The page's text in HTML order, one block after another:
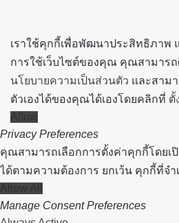
เราใช้คุกกี้เพื่อพัฒนาประสิทธิภาพ
การใช้เว็บไซต์ของคุณ คุณสามารถ
นโยบายความเป็นส่วนตัว และสาม
ตัวเองได้ของคุณได้เองโดยคลิกที่ ตั้
Allow
Privacy Preferences
คุณสามารถเลือกการตั้งค่าคุกกี้โดยเ
ได้ตามความต้องการ ยกเว้น คุกกี้ที่จำ
Allow All
Manage Consent Preferences